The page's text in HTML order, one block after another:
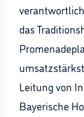
das
Leitung von
Bayerische